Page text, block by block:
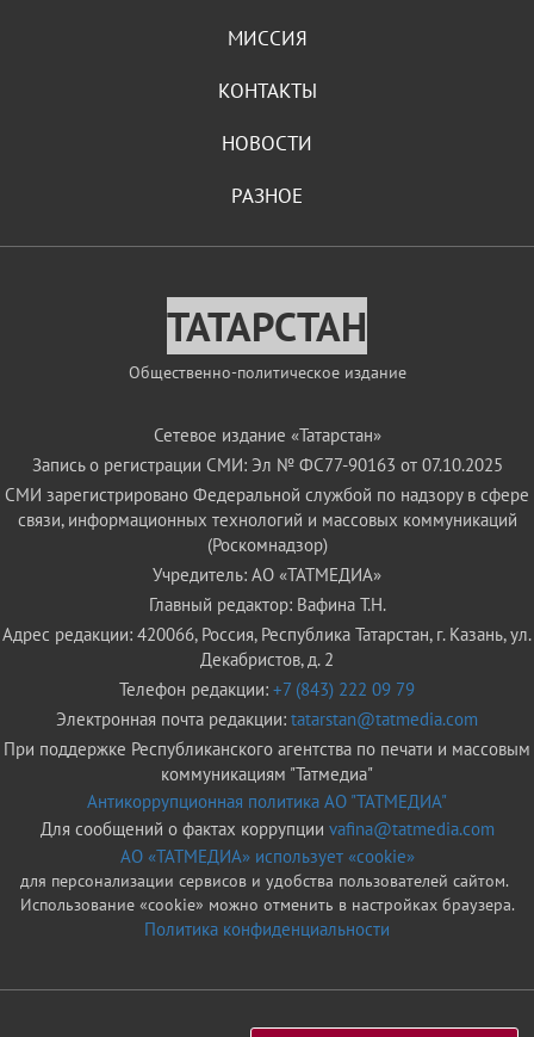
МИССИЯ
КОНТАКТЫ
НОВОСТИ
РАЗНОЕ
ТАТАРСТАН
Общественно-политическое издание
Сетевое издание «Татарстан»
Запись о регистрации СМИ: Эл № ФС77-90163 от 07.10.2025
СМИ зарегистрировано Федеральной службой по надзору в сфере
связи, информационных технологий и массовых коммуникаций
(Роскомнадзор)
Учредитель: АО «ТАТМЕДИА»
Главный редактор: Вафина Т.Н.
Адрес редакции: 420066, Россия, Республика Татарстан, г. Казань, ул.
Декабристов, д. 2
Телефон редакции: +7 (843) 222 09 79
Электронная почта редакции: tatarstan@tatmedia.com
При поддержке Республиканского агентства по печати и массовым
коммуникациям "Татмедиа"
Антикоррупционная политика АО "ТАТМЕДИА"
Для сообщений о фактах коррупции vafina@tatmedia.com
АО «ТАТМЕДИА» использует «cookie»
для персонализации сервисов и удобства пользователей сайтом.
Использование «cookie» можно отменить в настройках браузера.
Политика конфиденциальности